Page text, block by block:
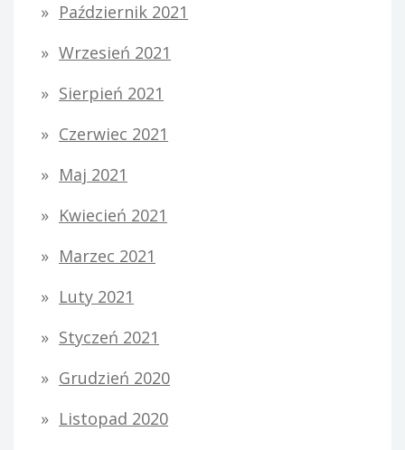
Październik 2021
Wrzesień 2021
Sierpień 2021
Czerwiec 2021
Maj 2021
Kwiecień 2021
Marzec 2021
Luty 2021
Styczeń 2021
Grudzień 2020
Listopad 2020